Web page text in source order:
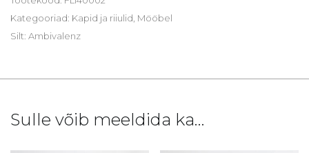
Kategooriad: Kapid ja riiulid Mööbel
Silt: Ambivalenz
Sulle võib meeldida ka…